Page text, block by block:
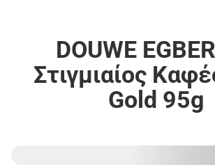
DOUWE
Στιγμιαίος
Gold 95g